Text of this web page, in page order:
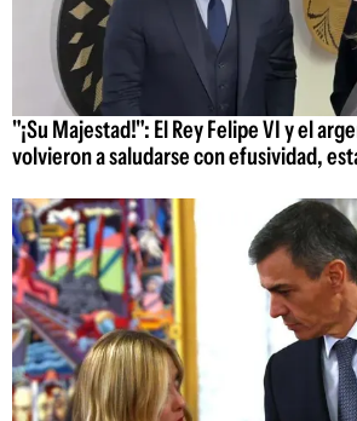
"¡Su Majestad!": El Rey Felipe VI y el
volvieron a saludarse con efusividad,